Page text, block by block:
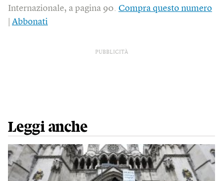
Internazionale, a pagina 90. Compra questo numero
Abbonati
PUBBLICITÀ
Leggi anche